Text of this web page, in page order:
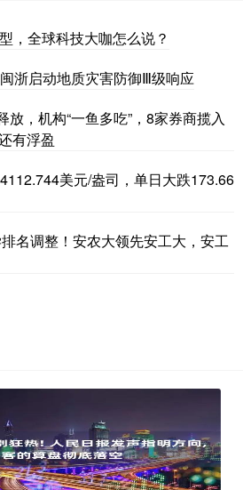
，全球科技大咖怎么说？
浙启动地质灾害防御Ⅲ级响应
，机构“一鱼多吃”，8家券商揽入
有浮盈
美元/盎司，单日大跌173.66
名调整！安农大领先安工大，安工